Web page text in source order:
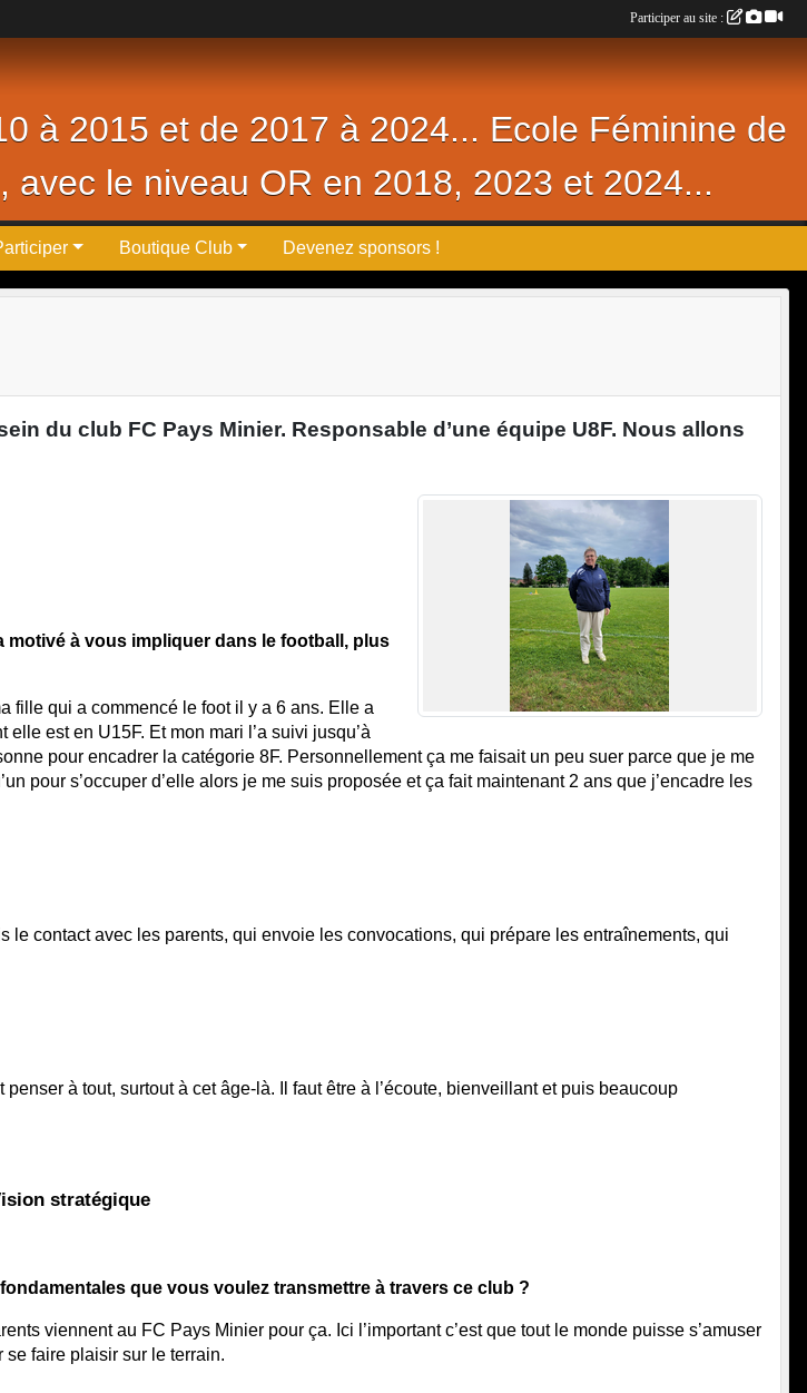
à 2015 et de 2017 à 2024... Ecole Féminine de
le niveau OR en 2018, 2023 et 2024...
Boutique Club Devenez sponsors !
du club FC Pays Minier. Responsable d’une équipe U8F. Nous allons
à vous impliquer dans le football, plus
fille qui a commencé le foot il y a 6 ans. Elle a
est en U15F. Et mon mari l’a suivi jusqu’à
pour encadrer la catégorie 8F. Personnellement ça me faisait un peu suer parce que je me
pour s’occuper d’elle alors je me suis proposée et ça fait maintenant 2 ans que j’encadre les
contact avec les parents, qui envoie les convocations, qui prépare les entraînements, qui
à tout, surtout à cet âge-là. Il faut être à l’écoute, bienveillant et puis beaucoup
stratégique
que vous voulez transmettre à travers ce club ?
viennent au FC Pays Minier pour ça. Ici l’important c’est que tout le monde puisse s’amuser
faire plaisir sur le terrain.
Participer au site :